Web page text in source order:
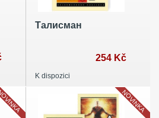
Талисман
254 Kč
K dispozici
NOVINKA